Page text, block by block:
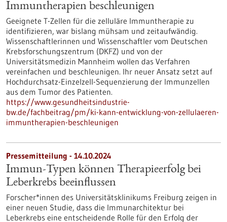
Immuntherapien beschleunigen
Geeignete T-Zellen für die zelluläre Immuntherapie zu
identifizieren, war bislang mühsam und zeitaufwändig.
Wissenschaftlerinnen und Wissenschaftler vom Deutschen
Krebsforschungszentrum (DKFZ) und von der
Universitätsmedizin Mannheim wollen das Verfahren
vereinfachen und beschleunigen. Ihr neuer Ansatz setzt auf
Hochdurchsatz-Einzelzell-Sequenzierung der Immunzellen
aus dem Tumor des Patienten.
https://www.gesundheitsindustrie-
bw.de/fachbeitrag/pm/ki-kann-entwicklung-von-zellulaeren-
immuntherapien-beschleunigen
Pressemitteilung - 14.10.2024
Immun-Typen können Therapieerfolg bei
Leberkrebs beeinflussen
Forscher*innen des Universitätsklinikums Freiburg zeigen in
einer neuen Studie, dass die Immunarchitektur bei
Leberkrebs eine entscheidende Rolle für den Erfolg der